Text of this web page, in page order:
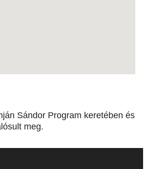
Sándor Program keretében és
meg.